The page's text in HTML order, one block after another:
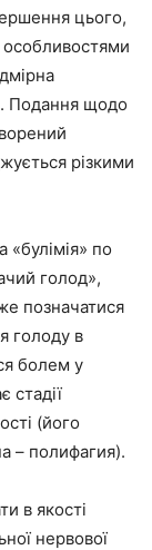
цього,
Подання щодо
різкими
«булімія» по
голод»,
позначатися
голоду в
болем у
стадії
(його
– полифагия).
в якості
нервової